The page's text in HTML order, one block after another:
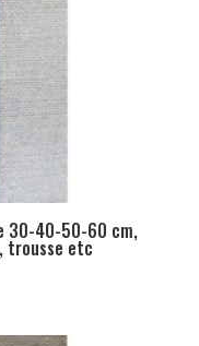
30-40-50-60 cm,
trousse etc